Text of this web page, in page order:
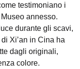
testimoniano i
annesso.
durante gli scavi,
Xi’an in Cina ha
dagli originali,
colore.